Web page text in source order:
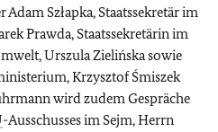
Szłapka, Staatssekretär im
Prawda, Staatssekretärin im
Urszula Zielińska sowie
Krzysztof Śmiszek
wird zudem Gespräche
-Ausschusses im Sejm, Herrn